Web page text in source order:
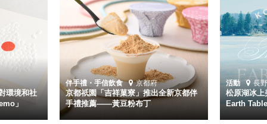
環境和社
」
伴手禮・手信飲食 京都府
京都祇園「吉祥菓寮」推出全新京都伴
手禮推薦——黃豆粉布丁
活動 長
松原湖冰
Earth